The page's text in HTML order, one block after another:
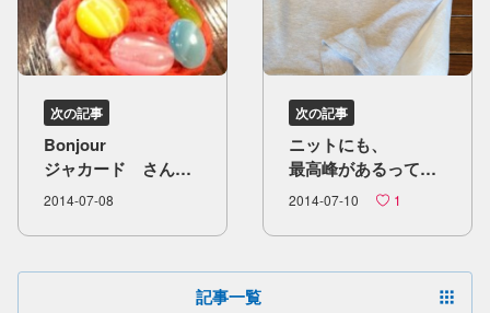
次の記事
Bonjour
ジャカード さん
**** ジャカード編み
2014-07-08
次の記事
ニットにも、​
最高峰が​あるって​
こと！​ ​そんな​もの​
2014-07-10 1
記事一覧